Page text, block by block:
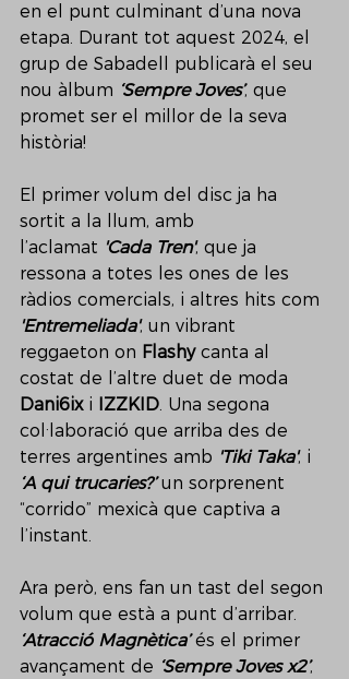
en el punt culminant d’una nova
etapa. Durant tot aquest 2024, el
grup de Sabadell publicarà el seu
nou àlbum ‘Sempre Joves’, que
promet ser el millor de la seva
història!
El primer volum del disc ja ha
sortit a la llum, amb
l’aclamat 'Cada Tren', que ja
ressona a totes les ones de les
ràdios comercials, i altres hits com
'Entremeliada', un vibrant
reggaeton on Flashy canta al
costat de l’altre duet de moda
Dani6ix i IZZKID. Una segona
col·laboració que arriba des de
terres argentines amb 'Tiki Taka', i
‘A qui trucaries?’ un sorprenent
“corrido” mexicà que captiva a
l’instant.
Ara però, ens fan un tast del segon
volum que està a punt d’arribar.
‘Atracció Magnètica’ és el primer
avançament de ‘Sempre Joves x2’,